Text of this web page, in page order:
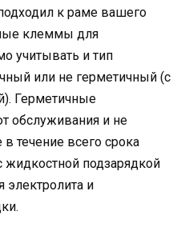
к раме вашего
клеммы для
учитывать и тип
или не герметичный (с
Герметичные
обслуживания и не
течение всего срока
подзарядкой
электролита и